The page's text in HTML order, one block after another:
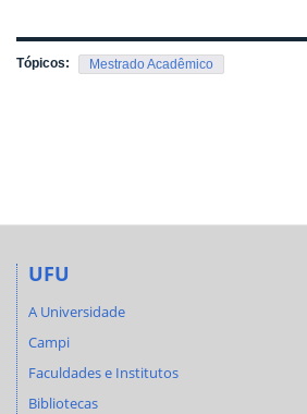
Tópicos: Mestrado Acadêmico
UFU
A Universidade
Campi
Faculdades e Institutos
Bibliotecas